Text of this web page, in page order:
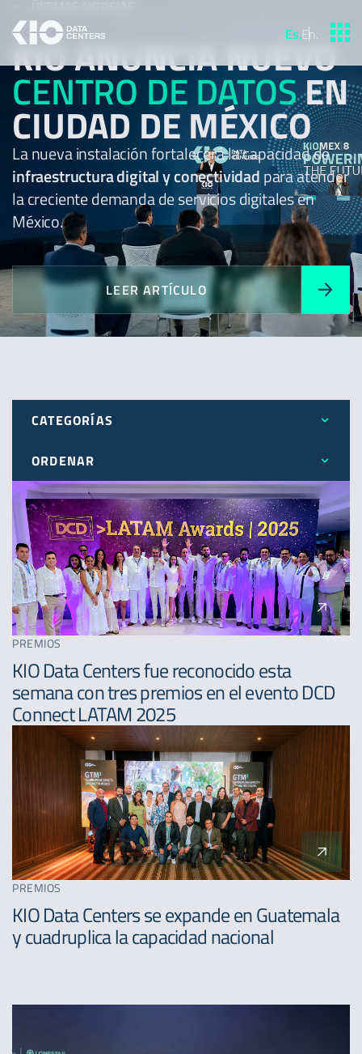
Es.En.
KIO ANUNCIA NUEVO
CENTRO DE DATOSEN
CIUDAD DE MÉXICO
La nueva instalación fortalecerá la capacidad de
infraestructura digital y conectividadpara atender
la creciente demanda de servicios digitales en
México.
LEER ARTÍCULO
CATEGORÍAS
Todos
Expansión
Novedades
Premios
ORDENAR
Más reciente
Menos reciente
A - Z
PREMIOS
KIO Data Centers fue reconocido esta
semana con tres premios en el evento DCD
Connect LATAM 2025
PREMIOS
KIO Data Centers se expande en Guatemala
y cuadruplica la capacidad nacional